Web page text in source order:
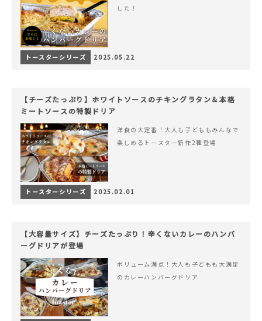
した！
トースターシリーズ 2025.05.22
【チーズたっぷり】ホワイトソースのチキングラタン＆本格
ミートソースの特製ドリア
洋食の大定番！大人も子どももみんなで
楽しめるトースター新作2種登場
トースターシリーズ 2025.02.01
【大容量サイズ】チーズたっぷり！辛くないカレーのハンバ
ーグドリアが登場
ボリューム満点！大人も子どもも大満足
のカレーハンバーグドリア